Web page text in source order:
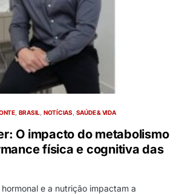
BRASIL NOTÍCIAS SAÚDE & VIDA
O impacto do metabolismo
física e cognitiva das
e a nutrição impactam a